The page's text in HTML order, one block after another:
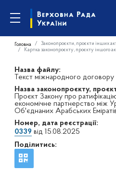
Головна Законопроєкти, проєкти інших
Картка законопроєкту, проєкту іншого
Назва файлу:
Текст міжнародного
Назва законопроєкту,
Проєкт Закону про
економічне партнерство між
Об'єднаних Арабських
Номер, дата реєстрації:
0339 від 15.08.2025
Поділитись: